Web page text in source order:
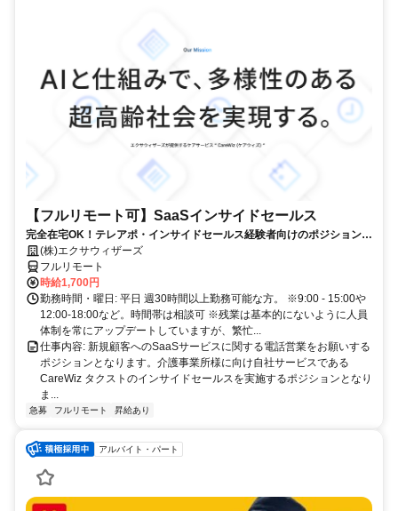
【フルリモート可】SaaSインサイドセールス
完全在宅OK！テレアポ・インサイドセールス経験者向けのポジションで
す！(株)エクサウィザーズ
フルリモート
時給1,700円
勤務時間・曜日: 平日 週30時間以上勤務可能な方。 ※9:00 - 15:00や
12:00-18:00など。時間帯は相談可 ※残業は基本的にないように人員
体制を常にアップデートしていますが、繁忙...
仕事内容: 新規顧客へのSaaSサービスに関する電話営業をお願いする
ポジションとなります。介護事業所様に向け自社サービスである
CareWiz タクストのインサイドセールスを実施するポジションとなり
ま...
急募 フルリモート 昇給あり
アルバイト・パート